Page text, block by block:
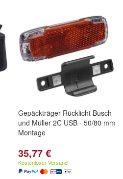
Gepäckträger-Rücklicht Busch
und Müller 2C USB - 50/80 mm
Montage
35,77 €
Kostenloser Versand